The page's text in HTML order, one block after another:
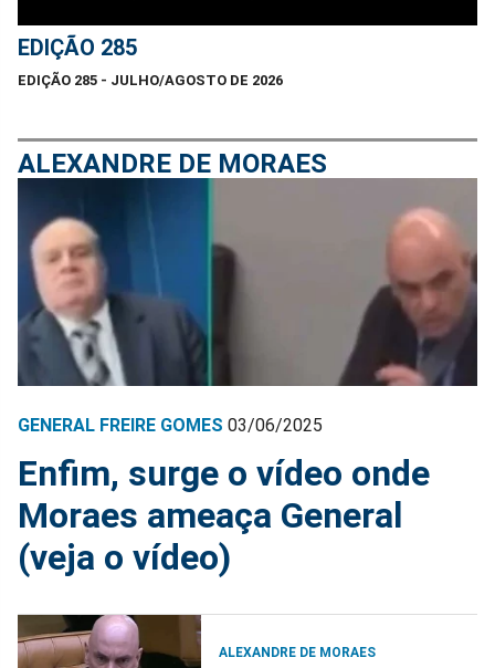
EDIÇÃO 285
EDIÇÃO 285 - JULHO/AGOSTO DE 2026
ALEXANDRE DE MORAES
GENERAL FREIRE GOMES 03/06/2025
Enfim, surge o vídeo onde
Moraes ameaça General
(veja o vídeo)
ALEXANDRE DE MORAES